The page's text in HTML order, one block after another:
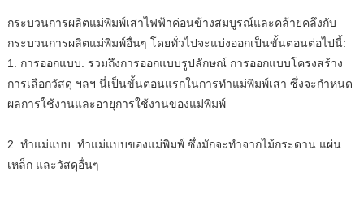
กระบวนการผลิตแม่พิมพ์เสาไฟฟ้าค่อนข้างสมบูรณ์และคล้ายคลึงกับ
กระบวนการผลิตแม่พิมพ์อื่นๆ โดยทั่วไปจะแบ่งออกเป็นขั้นตอนต่อไปนี้:
1. การออกแบบ: รวมถึงการออกแบบรูปลักษณ์ การออกแบบโครงสร้าง
การเลือกวัสดุ ฯลฯ นี่เป็นขั้นตอนแรกในการทำแม่พิมพ์เสา ซึ่งจะกำหนด
ผลการใช้งานและอายุการใช้งานของแม่พิมพ์
2. ทำแม่แบบ: ทำแม่แบบของแม่พิมพ์ ซึ่งมักจะทำจากไม้กระดาน แผ่น
เหล็ก และวัสดุอื่นๆ